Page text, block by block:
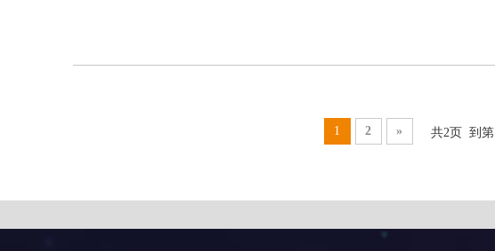
1 2 » 共2页 到第